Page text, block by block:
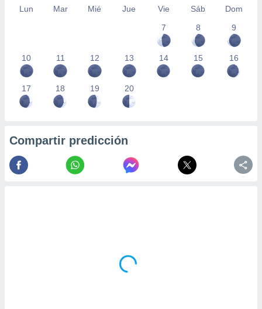
Lun Mar Mié Jue Vie Sáb
Dom
7
8 9
10 11 12 13 14 15 16
17 18 19 20
Compartir predicción